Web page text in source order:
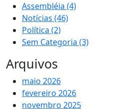
Assembléia (4)
Notícias (46)
Política (2)
Sem Categoria (3)
Arquivos
maio 2026
fevereiro 2026
novembro 2025